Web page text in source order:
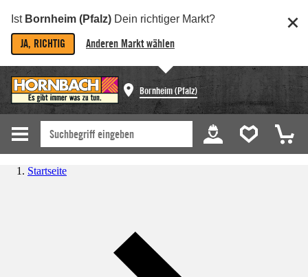
Ist Bornheim (Pfalz) Dein richtiger Markt?
JA, RICHTIG Anderen Markt wählen
Bornheim (Pfalz)
Startseite